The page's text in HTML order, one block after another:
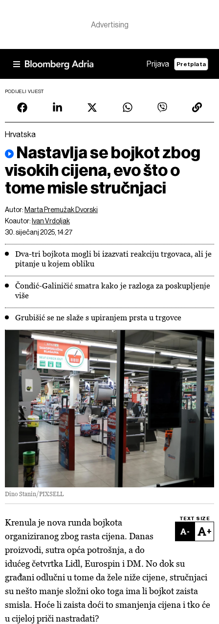
Prijava Pretplata
PODIJELI VIJEST
Hrvatska
Nastavlja se bojkot zbog
visokih cijena, evo što o
tome misle stručnjaci
Autor: Marta Premužak Dvorski
Koautor: Ivan Vrdoljak
30. siječanj 2025, 14:27
Dva-tri bojkota mogli bi izazvati reakciju trgovaca, ali je
pitanje u kojem obliku
Čondić-Galiničić smatra kako je razloga za poskupljenje
više
Grubišić se ne slaže s upiranjem prsta u trgovce
Dino Stanin/PIXSELL
TEXT SIZE
- +
Krenula je nova runda bojkota
organiziranog zbog rasta cijena. Danas
proizvodi, sutra opća potrošnja, a do
idućeg četvrtka Lidl, Eurospin i DM. No dok su
građani odlučni u tome da žele niže cijene, stručnjaci
su nešto manje složni oko toga ima li bojkot zaista
smisla. Hoće li zaista doći to smanjenja cijena i tko će
u cijeloj priči nastradati?